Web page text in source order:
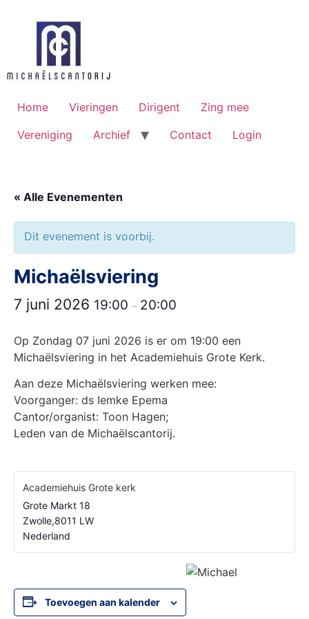
Home Vieringen Dirigent
Zing mee
Vereniging
Archief Contact Login
« Alle Evenementen
Dit evenement is voorbij.
Michaëlsviering
7 juni 2026 19:00 – 20:00
Op Zondag 07 juni 2026 is er om 19:00 een
Michaëlsviering in het Academiehuis Grote Kerk.
Aan deze Michaëlsviering werken mee:
Voorganger: ds Iemke Epema
Cantor/organist: Toon Hagen;
Leden van de Michaëlscantorij.
Academiehuis Grote kerk
Grote Markt 18
Zwolle,8011 LW
Nederland
Toevoegen aan kalender